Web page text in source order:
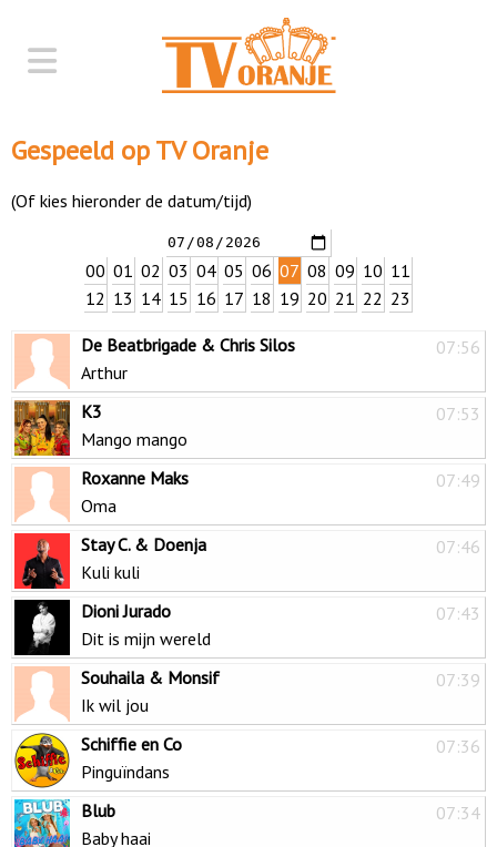
Gespeeld op TV Oranje
(Of kies hieronder de datum/tijd)
00 01 02 03 04 05 06 07 08 09 10 11
12 13 14 15 16 17 18 19 20 21 22 23
07:56
De Beatbrigade & Chris Silos
Arthur
07:53
K3
Mango mango
07:49
Roxanne Maks
Oma
07:46
Stay C. & Doenja
Kuli kuli
07:43
Dioni Jurado
Dit is mijn wereld
07:39
Souhaila & Monsif
Ik wil jou
07:36
Schiffie en Co
Pinguïndans
07:34
Blub
Baby haai